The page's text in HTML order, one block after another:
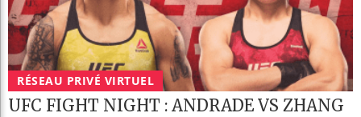
RÉSEAU PRIVÉ VIRTUEL
UFC FIGHT NIGHT : ANDRADE VS ZHANG